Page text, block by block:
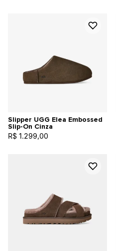
Slipper UGG Elea Embossed
Slip-On Cinza
R$ 1.299,00